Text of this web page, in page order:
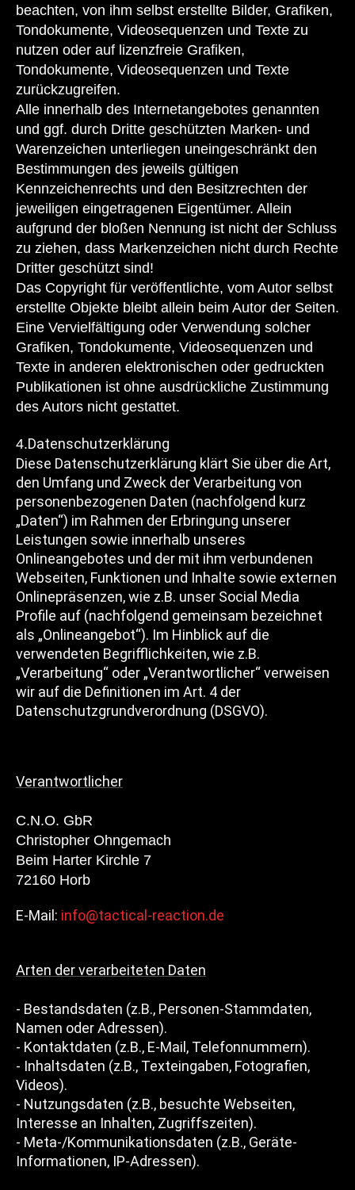
beachten, von ihm selbst erstellte Bilder, Grafiken,
Tondokumente, Videosequenzen und Texte zu
nutzen oder auf lizenzfreie Grafiken,
Tondokumente, Videosequenzen und Texte
zurückzugreifen.
Alle innerhalb des Internetangebotes genannten
und ggf. durch Dritte geschützten Marken- und
Warenzeichen unterliegen uneingeschränkt den
Bestimmungen des jeweils gültigen
Kennzeichenrechts und den Besitzrechten der
jeweiligen eingetragenen Eigentümer. Allein
aufgrund der bloßen Nennung ist nicht der Schluss
zu ziehen, dass Markenzeichen nicht durch Rechte
Dritter geschützt sind!
Das Copyright für veröffentlichte, vom Autor selbst
erstellte Objekte bleibt allein beim Autor der Seiten.
Eine Vervielfältigung oder Verwendung solcher
Grafiken, Tondokumente, Videosequenzen und
Texte in anderen elektronischen oder gedruckten
Publikationen ist ohne ausdrückliche Zustimmung
des Autors nicht gestattet.
4.Datenschutzerklärung
Diese Datenschutzerklärung klärt Sie über die Art,
den Umfang und Zweck der Verarbeitung von
personenbezogenen Daten (nachfolgend kurz
„Daten“) im Rahmen der Erbringung unserer
Leistungen sowie innerhalb unseres
Onlineangebotes und der mit ihm verbundenen
Webseiten, Funktionen und Inhalte sowie externen
Onlinepräsenzen, wie z.B. unser Social Media
Profile auf (nachfolgend gemeinsam bezeichnet
als „Onlineangebot“). Im Hinblick auf die
verwendeten Begrifflichkeiten, wie z.B.
„Verarbeitung“ oder „Verantwortlicher“ verweisen
wir auf die Definitionen im Art. 4 der
Datenschutzgrundverordnung (DSGVO).
Verantwortlicher
C.N.O. GbR
Christopher Ohngemach
Beim Harter Kirchle 7
72160 Horb
E-Mail: info@tactical-reaction.de
Arten der verarbeiteten Daten
- Bestandsdaten (z.B., Personen-Stammdaten,
Namen oder Adressen).
- Kontaktdaten (z.B., E-Mail, Telefonnummern).
- Inhaltsdaten (z.B., Texteingaben, Fotografien,
Videos).
- Nutzungsdaten (z.B., besuchte Webseiten,
Interesse an Inhalten, Zugriffszeiten).
- Meta-/Kommunikationsdaten (z.B., Geräte-
Informationen, IP-Adressen).